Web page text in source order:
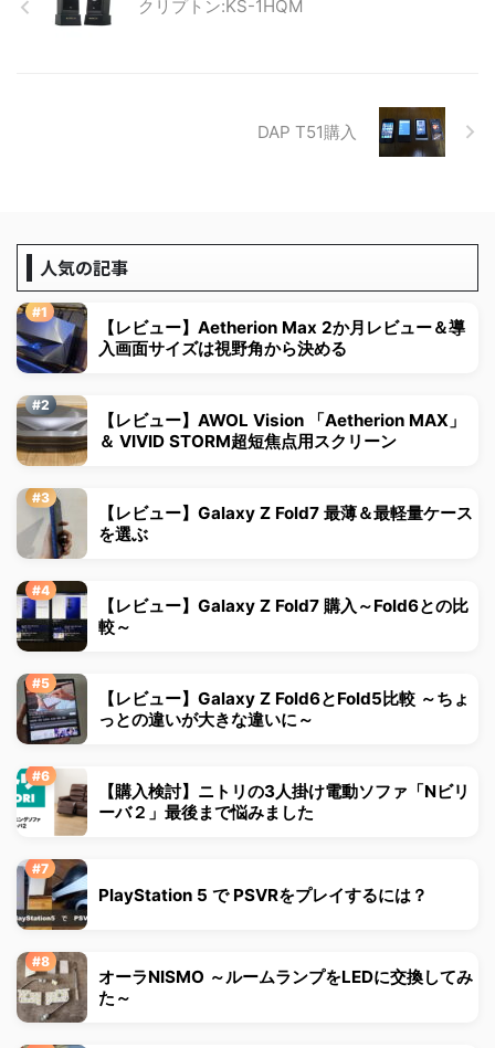
クリプトン:KS-1HQM
DAP T51購入
人気の記事
【レビュー】Aetherion Max 2か月レビュー＆導
入画面サイズは視野角から決める
【レビュー】AWOL Vision 「Aetherion MAX」
＆ VIVID STORM超短焦点用スクリーン
【レビュー】Galaxy Z Fold7 最薄＆最軽量ケース
を選ぶ
【レビュー】Galaxy Z Fold7 購入～Fold6との比
較～
【レビュー】Galaxy Z Fold6とFold5比較 ～ちょ
っとの違いが大きな違いに～
【購入検討】ニトリの3人掛け電動ソファ「Nビリ
ーバ２」最後まで悩みました
PlayStation 5 で PSVRをプレイするには？
オーラNISMO ～ルームランプをLEDに交換してみ
た～